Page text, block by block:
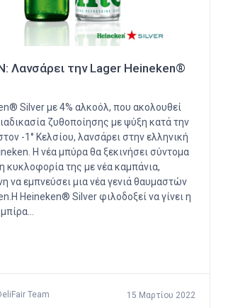
Λανσάρει την Lager Heineken®
Silver με 4% αλκοόλ, που ακολουθεί
ζυθοποίησης με ψύξη κατά την
-1° Κελσίου, λανσάρει στην ελληνική
Η νέα μπύρα θα ξεκινήσει σύντομα
κυκλοφορία της με νέα καμπάνια,
να εμπνεύσει μια νέα γενιά θαυμαστών
Heineken® Silver φιλοδοξεί να γίνει η
Team 15 Μαρτίου 2022